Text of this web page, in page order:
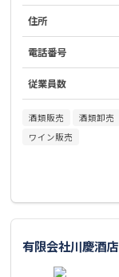
住所
電話番号
従業員数
酒類販売 酒類卸売
ワイン販売
有限会社川慶酒店